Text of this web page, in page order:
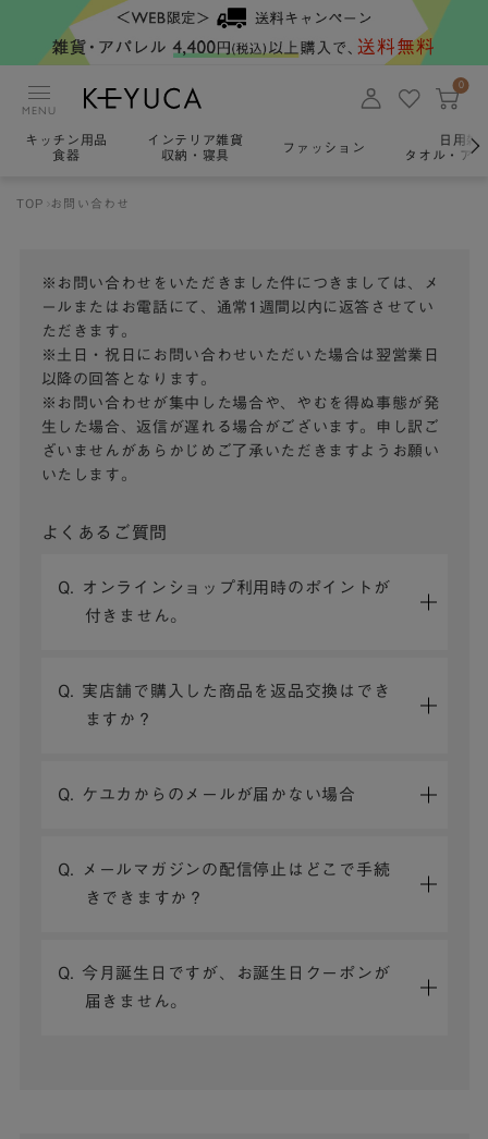
MENU
0
キッチン用品
食器
インテリア雑貨
収納・寝具
ファッション
日用雑
タオル・ア
TOP お問い合わせ
※お問い合わせをいただきました件につきましては、メ
ールまたはお電話にて、通常1週間以内に返答させてい
ただきます。
※土日・祝日にお問い合わせいただいた場合は翌営業日
以降の回答となります。
※お問い合わせが集中した場合や、やむを得ぬ事態が発
生した場合、返信が遅れる場合がございます。申し訳ご
ざいませんがあらかじめご了承いただきますようお願い
いたします。
よくあるご質問
Q. オンラインショップ利用時のポイントが
付きません。
Q. 実店舗で購入した商品を返品交換はでき
ますか？
Q. ケユカからのメールが届かない場合
Q. メールマガジンの配信停止はどこで手続
きできますか？
Q. 今月誕生日ですが、お誕生日クーポンが
届きません。